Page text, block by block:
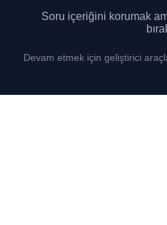
Soru içeriğini korumak
Devam etmek için geliştirici